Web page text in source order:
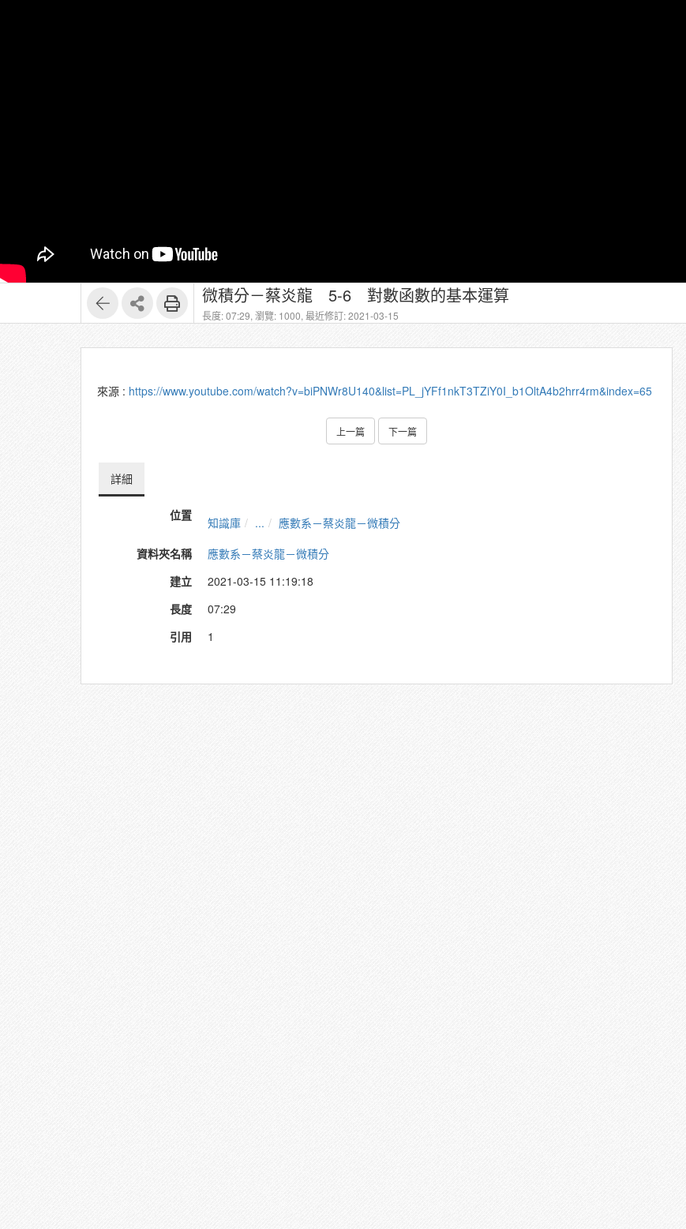
微積分－蔡炎龍 5-6 對數函數的基本運算
長度: 07:29, 瀏覽: 1000, 最近修訂: 2021-03-15
來源 : https://www.youtube.com/watch?v=biPNWr8U140&list=PL_jYFf1nkT3TZiY0I_b1OltA4b2hrr4rm&index=65
上一篇 下一篇
詳細
位置 知識庫 ...
應數系－蔡炎龍－微積分
資料夾名稱
應數系－蔡炎龍－微積分
建立
2021-03-15 11:19:18
長度
07:29
引用
1